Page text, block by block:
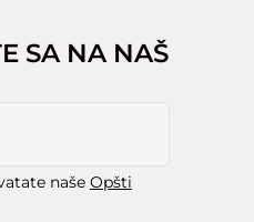
SA NA NAŠ
naše Opšti